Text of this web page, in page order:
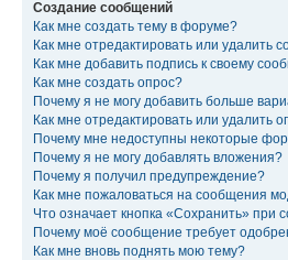
Создание сообщений
Как мне создать тему в форуме?
Как мне отредактировать или удалить
Как мне добавить подпись к своему
Как мне создать опрос?
Почему я не могу добавить больше
Как мне отредактировать или удалить
Почему мне недоступны некоторые
Почему я не могу добавлять вложения?
Почему я получил предупреждение?
Как мне пожаловаться на сообщения
Что означает кнопка «Сохранить» при
Почему моё сообщение требует
Как мне вновь поднять мою тему?